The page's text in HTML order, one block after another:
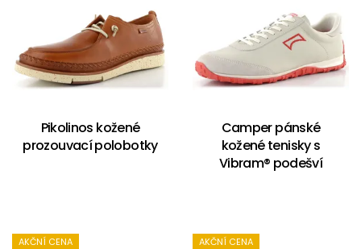
Pikolinos kožené
prozouvací polobotky
Camper pánské
kožené tenisky s
Vibram® podešví
AKČNÍ CENA AKČNÍ CENA